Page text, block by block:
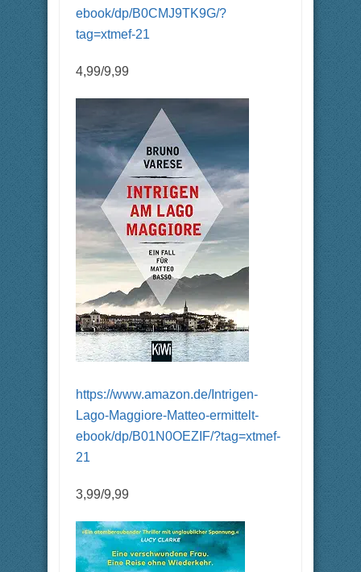
ebook/dp/B0CMJ9TK9G/?
tag=xtmef-21
4,99/9,99
https://www.amazon.de/Intrigen-
Lago-Maggiore-Matteo-ermittelt-
ebook/dp/B01N0OEZIF/?tag=xtmef-
21
3,99/9,99